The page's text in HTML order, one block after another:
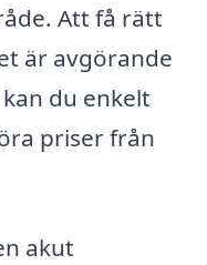
Att få rätt
är avgörande
du enkelt
priser från
akut